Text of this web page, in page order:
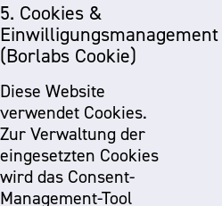
5. Cookies &
Einwilligungsmanagement
(Borlabs Cookie)
Diese Website
verwendet Cookies.
Zur Verwaltung der
eingesetzten Cookies
wird das Consent-
Management-Tool